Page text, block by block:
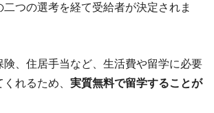
つの選考を経て受給者が決定されま
険、住居手当など、生活費や留学に必要
れるため、 実質無料で留学することが